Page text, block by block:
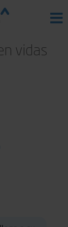
vidas